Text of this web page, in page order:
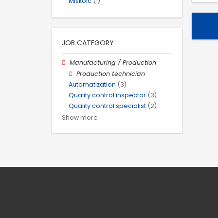
JOB CATEGORY
Manufacturing / Production
Production technician
Automatization (3)
Quality control inspector (3)
Quality control specialist (2)
Show more